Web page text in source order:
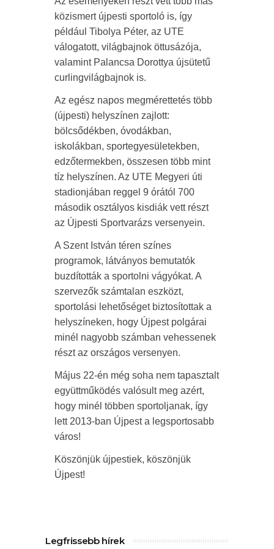
közismert újpesti sportoló is, így
például Tibolya Péter, az UTE
válogatott, világbajnok öttusázója,
valamint Palancsa Dorottya újsütetű
curlingvilágbajnok is.
Az egész napos megmérettetés több
(újpesti) helyszínen zajlott:
bölcsődékben, óvodákban,
iskolákban, sportegyesületekben,
edzőtermekben, összesen több mint
tíz helyszínen. Az UTE Megyeri úti
stadionjában reggel 9 órától 700
második osztályos kisdiák vett részt
az Újpesti Sportvarázs versenyein.
A Szent István téren színes
programok, látványos bemutatók
buzdították a sportolni vágyókat. A
szervezők számtalan eszközt,
sportolási lehetőséget biztosítottak a
helyszíneken, hogy Újpest polgárai
minél nagyobb számban vehessenek
részt az országos versenyen.
Május 22-én még soha nem tapasztalt
együttműködés valósult meg azért,
hogy minél többen sportoljanak, így
lett 2013-ban Újpest a legsportosabb
város!
Köszönjük újpestiek, köszönjük
Újpest!
Legfrissebb hírek